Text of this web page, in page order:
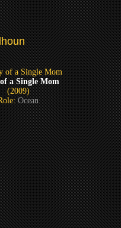
a Single Mom
(2009)
Ocean